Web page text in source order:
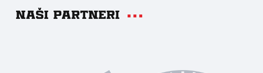
Naši partneri